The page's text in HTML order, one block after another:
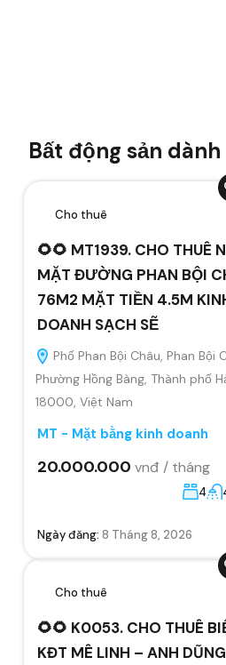
Bất động sản
Cho thuê
🌻🌻 MT1939. CHO THUÊ
MẶT ĐƯỜNG PHAN BỘI
76M2 MẶT TIỀN 4.5M
DOANH SẠCH SẼ
Phố Phan Bội Châu, Phan Bội
Phường Hồng Bàng, Thành phố
18000, Việt Nam
MT - Mặt bằng kinh doanh
20.000.000 vnđ / tháng
4
Ngày đăng: 8 Tháng 8, 2026
Cho thuê
🌻🌻 K0053. CHO THUÊ
KĐT MÊ LINH – ANH DŨNG